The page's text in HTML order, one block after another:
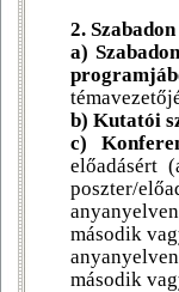
2.
a)
b) Kutatói
c)
előadásért
poszter/
második
második